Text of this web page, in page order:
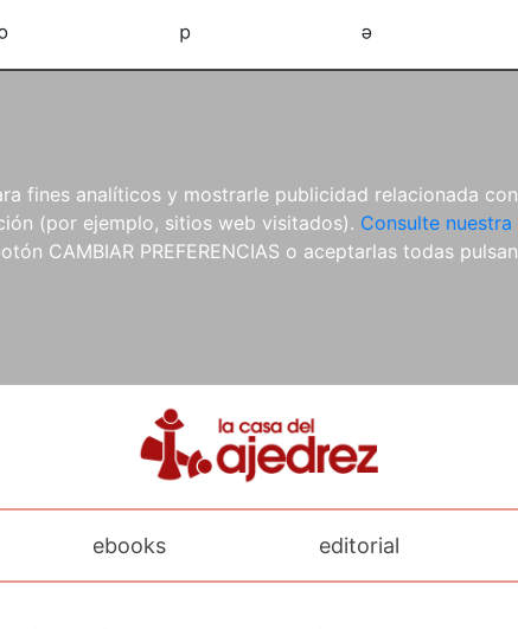
fines analíticos y mostrarle publicidad relacionada
(por ejemplo, sitios web visitados). Consulte
CAMBIAR PREFERENCIAS o aceptarlas todas
c d e
ebooks editorial